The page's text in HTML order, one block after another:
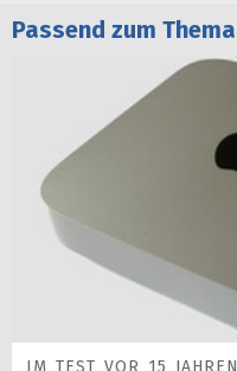
Passend zum Thema
IM TEST VOR 15 JAHREN